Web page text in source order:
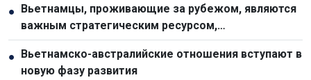
●
Вьетнамцы, проживающие за рубежом, являются
важным стратегическим ресурсом,
способствующим укреплению национальной мощи
●
Вьетнамско-австралийские отношения вступают в
новую фазу развития